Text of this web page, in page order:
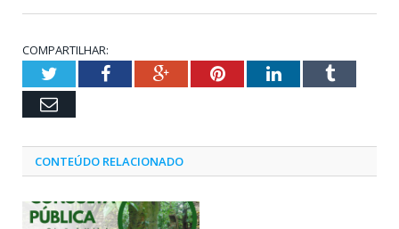
COMPARTILHAR:
TwitterFacebookGoogle+PinterestLinkedInTumblr
Email
CONTEÚDO RELACIONADO